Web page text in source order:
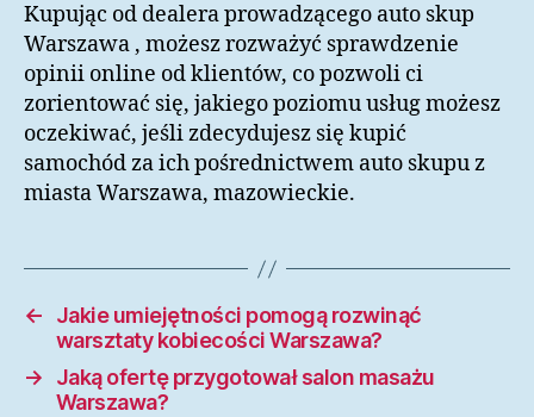
Kupując od dealera prowadzącego auto skup
Warszawa , możesz rozważyć sprawdzenie
opinii online od klientów, co pozwoli ci
zorientować się, jakiego poziomu usług możesz
oczekiwać, jeśli zdecydujesz się kupić
samochód za ich pośrednictwem auto skupu z
miasta Warszawa, mazowieckie.
←
Jakie umiejętności pomogą rozwinąć
warsztaty kobiecości Warszawa?
→
Jaką ofertę przygotował salon masażu
Warszawa?